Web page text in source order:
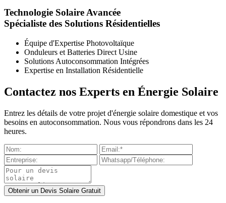
Technologie Solaire Avancée
Spécialiste des Solutions Résidentielles
Équipe d'Expertise Photovoltaïque
Onduleurs et Batteries Direct Usine
Solutions Autoconsommation Intégrées
Expertise en Installation Résidentielle
Contactez nos Experts en Énergie Solaire
Entrez les détails de votre projet d'énergie solaire domestique et vos
besoins en autoconsommation. Nous vous répondrons dans les 24
heures.